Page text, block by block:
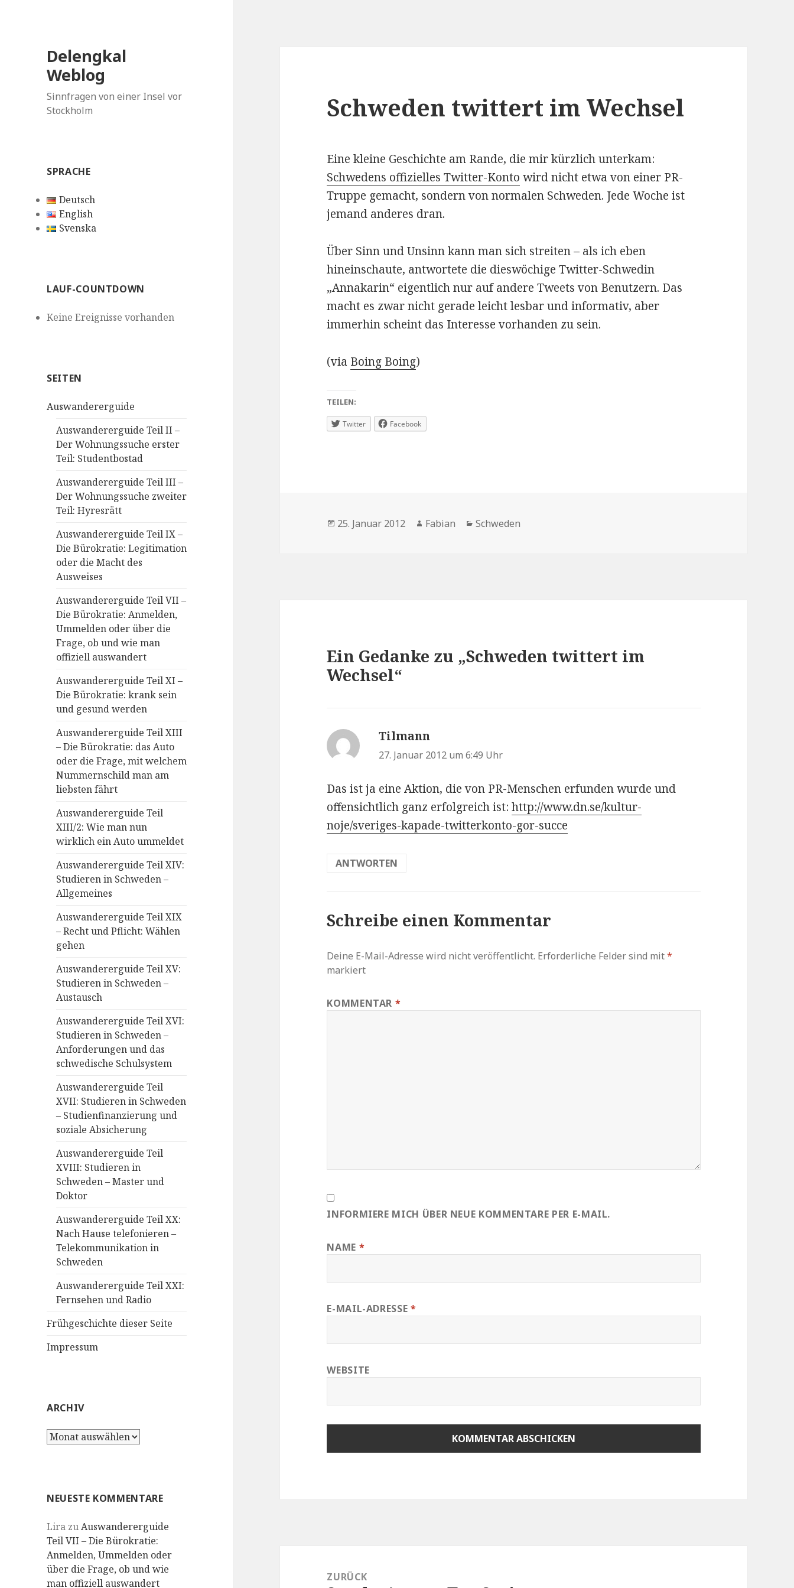
Delengkal
Weblog
Sinnfragen von einer Insel vor
Stockholm
SPRACHE
Deutsch
English
Svenska
LAUF-COUNTDOWN
Keine Ereignisse vorhanden
SEITEN
Auswandererguide
Auswandererguide Teil II –
Der Wohnungssuche erster
Teil: Studentbostad
Auswandererguide Teil III –
Der Wohnungssuche zweiter
Teil: Hyresrätt
Auswandererguide Teil IX –
Die Bürokratie: Legitimation
oder die Macht des
Ausweises
Auswandererguide Teil VII –
Die Bürokratie: Anmelden,
Ummelden oder über die
Frage, ob und wie man
offiziell auswandert
Auswandererguide Teil XI –
Die Bürokratie: krank sein
und gesund werden
Auswandererguide Teil XIII
– Die Bürokratie: das Auto
oder die Frage, mit welchem
Nummernschild man am
liebsten fährt
Auswandererguide Teil
XIII/2: Wie man nun
wirklich ein Auto ummeldet
Auswandererguide Teil XIV:
Studieren in Schweden –
Allgemeines
Auswandererguide Teil XIX
– Recht und Pflicht: Wählen
gehen
Auswandererguide Teil XV:
Studieren in Schweden –
Austausch
Auswandererguide Teil XVI:
Studieren in Schweden –
Anforderungen und das
schwedische Schulsystem
Auswandererguide Teil
XVII: Studieren in Schweden
– Studienfinanzierung und
soziale Absicherung
Auswandererguide Teil
XVIII: Studieren in
Schweden – Master und
Doktor
Auswandererguide Teil XX:
Nach Hause telefonieren –
Telekommunikation in
Schweden
Auswandererguide Teil XXI:
Fernsehen und Radio
Frühgeschichte dieser Seite
Impressum
ARCHIV
Archiv
NEUESTE KOMMENTARE
Lira zuAuswandererguide
Teil VII – Die Bürokratie:
Anmelden, Ummelden oder
über die Frage, ob und wie
man offiziell auswandert
Schweden twittert im Wechsel
Eine kleine Geschichte am Rande, die mir kürzlich unterkam:
Schwedens offizielles Twitter-Konto wird nicht etwa von einer PR-
Truppe gemacht, sondern von normalen Schweden. Jede Woche ist
jemand anderes dran.
Über Sinn und Unsinn kann man sich streiten – als ich eben
hineinschaute, antwortete die dieswöchige Twitter-Schwedin
„Annakarin“ eigentlich nur auf andere Tweets von Benutzern. Das
macht es zwar nicht gerade leicht lesbar und informativ, aber
immerhin scheint das Interesse vorhanden zu sein.
(via Boing Boing)
TEILEN:
Twitter Facebook
Veröffentlicht
25. Januar 2012 Autor
Fabian Kategorien
Schweden
Ein Gedanke zu „Schweden twittert im
Wechsel“
Tilmann
27. Januar 2012 um 6:49 Uhr
Das ist ja eine Aktion, die von PR-Menschen erfunden wurde und
offensichtlich ganz erfolgreich ist:http://www.dn.se/kultur-
noje/sveriges-kapade-twitterkonto-gor-succe
ANTWORTEN
Schreibe einen Kommentar
Deine E-Mail-Adresse wird nicht veröffentlicht. Erforderliche Felder sind mit*
markiert
KOMMENTAR *
INFORMIERE MICH ÜBER NEUE KOMMENTARE PER E-MAIL.
NAME *
E-MAIL-ADRESSE *
WEBSITE
ZURÜCK